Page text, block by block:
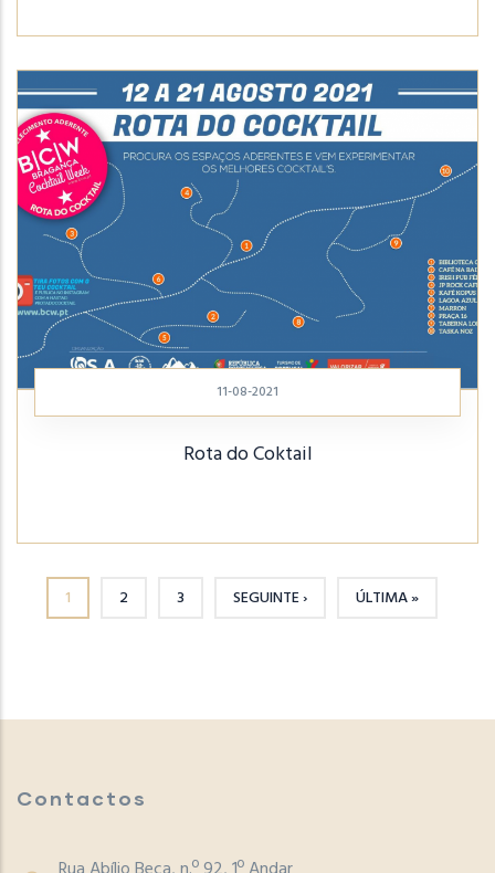
11-08-2021
Rota do Coktail
PÁGINA ATUAL
1 PÁGINA
2 PÁGINA
3 PRÓXIMA PÁGINA
SEGUINTE › ÚLTIMA PÁGINA
ÚLTIMA »
Contactos